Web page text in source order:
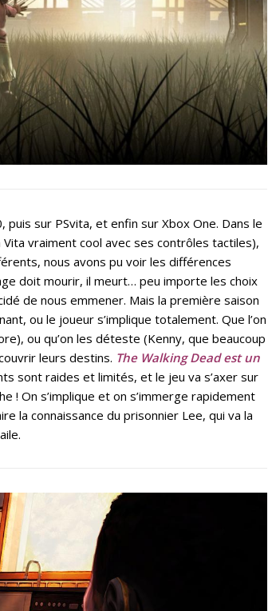
puis sur PSvita, et enfin sur Xbox One. Dans le
vraiment cool avec ses contrôles tactiles),
nous avons pu voir les différences
doit mourir, il meurt… peu importe les choix
de nous emmener. Mais la première saison
ou le joueur s’implique totalement. Que l’on
ou qu’on les déteste (Kenny, que beaucoup
leurs destins. The Walking Dead est un
sont raides et limités, et le jeu va s’axer sur
! On s’implique et on s’immerge rapidement
la connaissance du prisonnier Lee, qui va la